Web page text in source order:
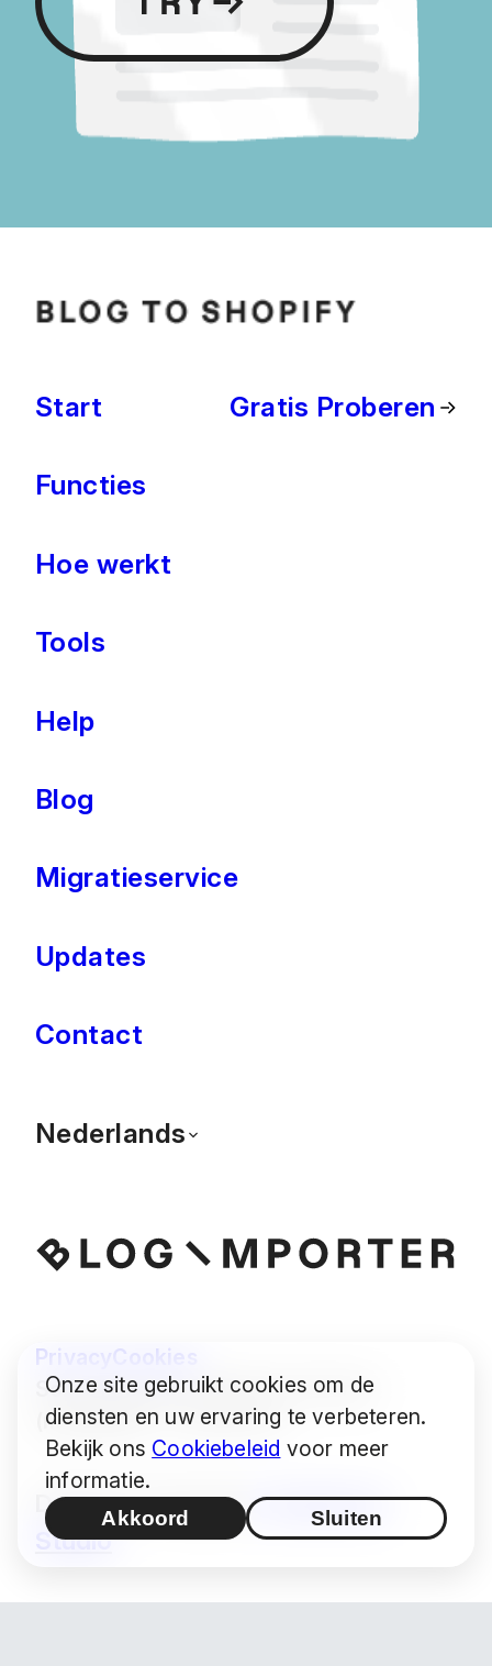
Start
Functies
Hoe werkt
Tools
Help
Blog
Migratieservice
Updates
Contact
Nederlands
Gratis Proberen
Privacy
Cookies
Some images © Audrius Urbonas
(modified) — CC BY 4.0
Design / Productie:Hashimoto
Studio
Onze site gebruikt cookies om de
diensten en uw ervaring te verbeteren.
Bekijk ons Cookiebeleid voor meer
informatie.
Akkoord Sluiten